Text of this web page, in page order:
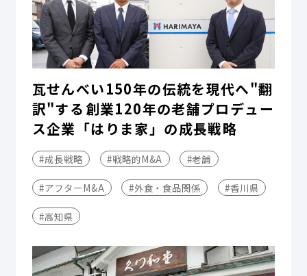
瓦せんべい150年の伝統を現代へ"翻
訳"する――創業120年の老舗プロデュー
ス企業「はりま家」の成長戦略
#成長戦略 #戦略的M&A #老舗
#アフターM&A #外食・食品関係 #香川県
#高知県